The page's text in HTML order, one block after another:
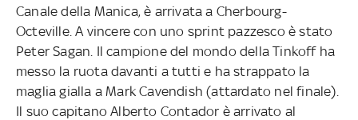
Canale della Manica, è arrivata a Cherbourg-
Octeville. A vincere con uno sprint pazzesco è stato
Peter Sagan. Il campione del mondo della Tinkoff ha
messo la ruota davanti a tutti e ha strappato la
maglia gialla a Mark Cavendish (attardato nel finale).
Il suo capitano Alberto Contador è arrivato al